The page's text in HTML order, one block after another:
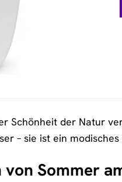
Schönheit der Natur
– sie ist ein
von Sommer